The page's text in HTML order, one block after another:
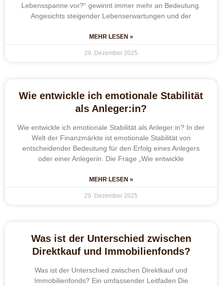
Lebensspanne vor?“ gewinnt immer mehr an Bedeutung.
Angesichts steigender Lebenserwartungen und der
MEHR LESEN »
29. Dezember 2025
Wie entwickle ich emotionale Stabilität
als Anleger:in?
Wie entwickle ich emotionale Stabilität als Anleger:in? In der
Welt der Finanzmärkte ist emotionale Stabilität von
entscheidender Bedeutung für den Erfolg eines Anlegers
oder einer Anlegerin. Die Frage „Wie entwickle
MEHR LESEN »
29. Dezember 2025
Was ist der Unterschied zwischen
Direktkauf und Immobilienfonds?
Was ist der Unterschied zwischen Direktkauf und
Immobilienfonds? Ein umfassender Leitfaden Die